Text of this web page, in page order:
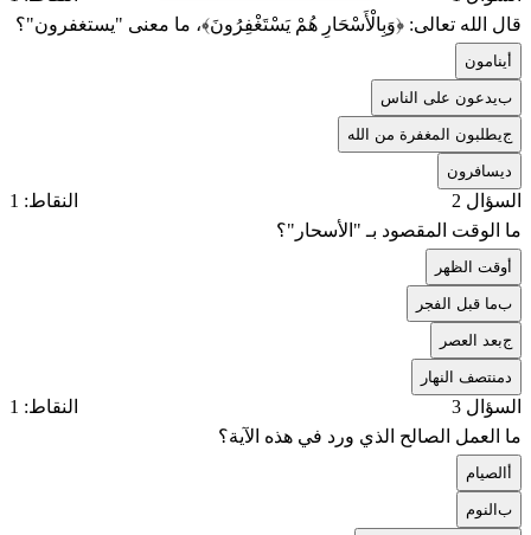
قال الله تعالى: ﴿وَبِالْأَسْحَارِ هُمْ يَسْتَغْفِرُونَ﴾، ما معنى "يستغفرون"؟
ينامون
بيدعون على الناس
جيطلبون المغفرة من الله
يسافرون
السؤال 2
النقاط: 1
ما الوقت المقصود بـ "الأسحار"؟
وقت الظهر
بما قبل الفجر
جبعد العصر
منتصف النهار
السؤال 3
النقاط: 1
ما العمل الصالح الذي ورد في هذه الآية؟
الصيام
بالنوم